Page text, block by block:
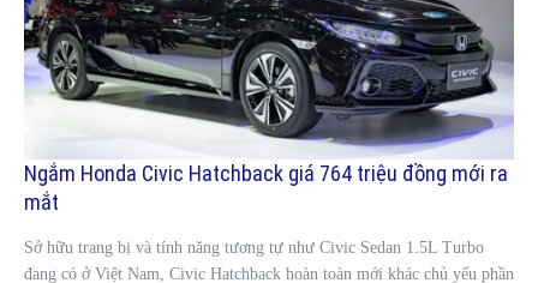
Ngắm Honda Civic Hatchback giá 764 triệu đồng mới ra
mắt
Sở hữu trang bị và tính năng tương tự như Civic Sedan 1.5L Turbo
đang có ở Việt Nam, Civic Hatchback hoàn toàn mới khác chủ yếu phần